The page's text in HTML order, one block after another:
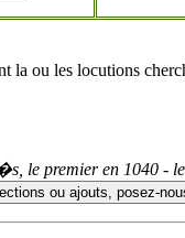
la ou les locutions
le premier en 1040 -